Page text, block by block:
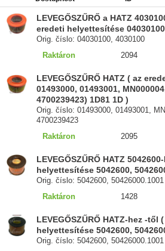
LEVEGŐSZŰRŐ a HATZ
eredeti helyettesítése
Orig. číslo: 04030100, 4030100
Raktáron
2094
LEVEGŐSZŰRŐ HATZ ( az
01493000, 01493001,
4700239423) 1D81 1D )
Orig. číslo: 01493000, 01493001,
4700239423
Raktáron
2095
LEVEGŐSZŰRŐ HATZ
helyettesítése 5042600,
Orig. číslo: 5042600, 50426000.1001
Raktáron
1428
LEVEGŐSZŰRŐ HATZ-hez -től
helyettesítése 5042600,
Orig. číslo: 5042600, 50426000.1001